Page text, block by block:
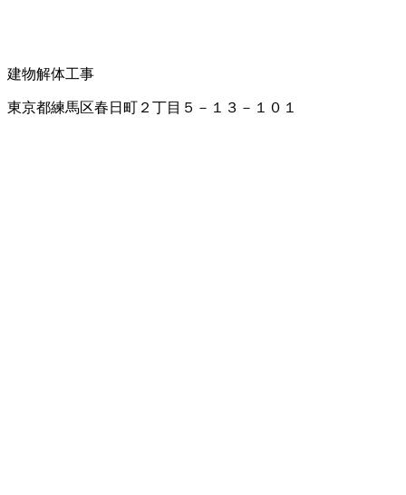
建物解体工事
東京都練馬区春日町２丁目５－１３－１０１